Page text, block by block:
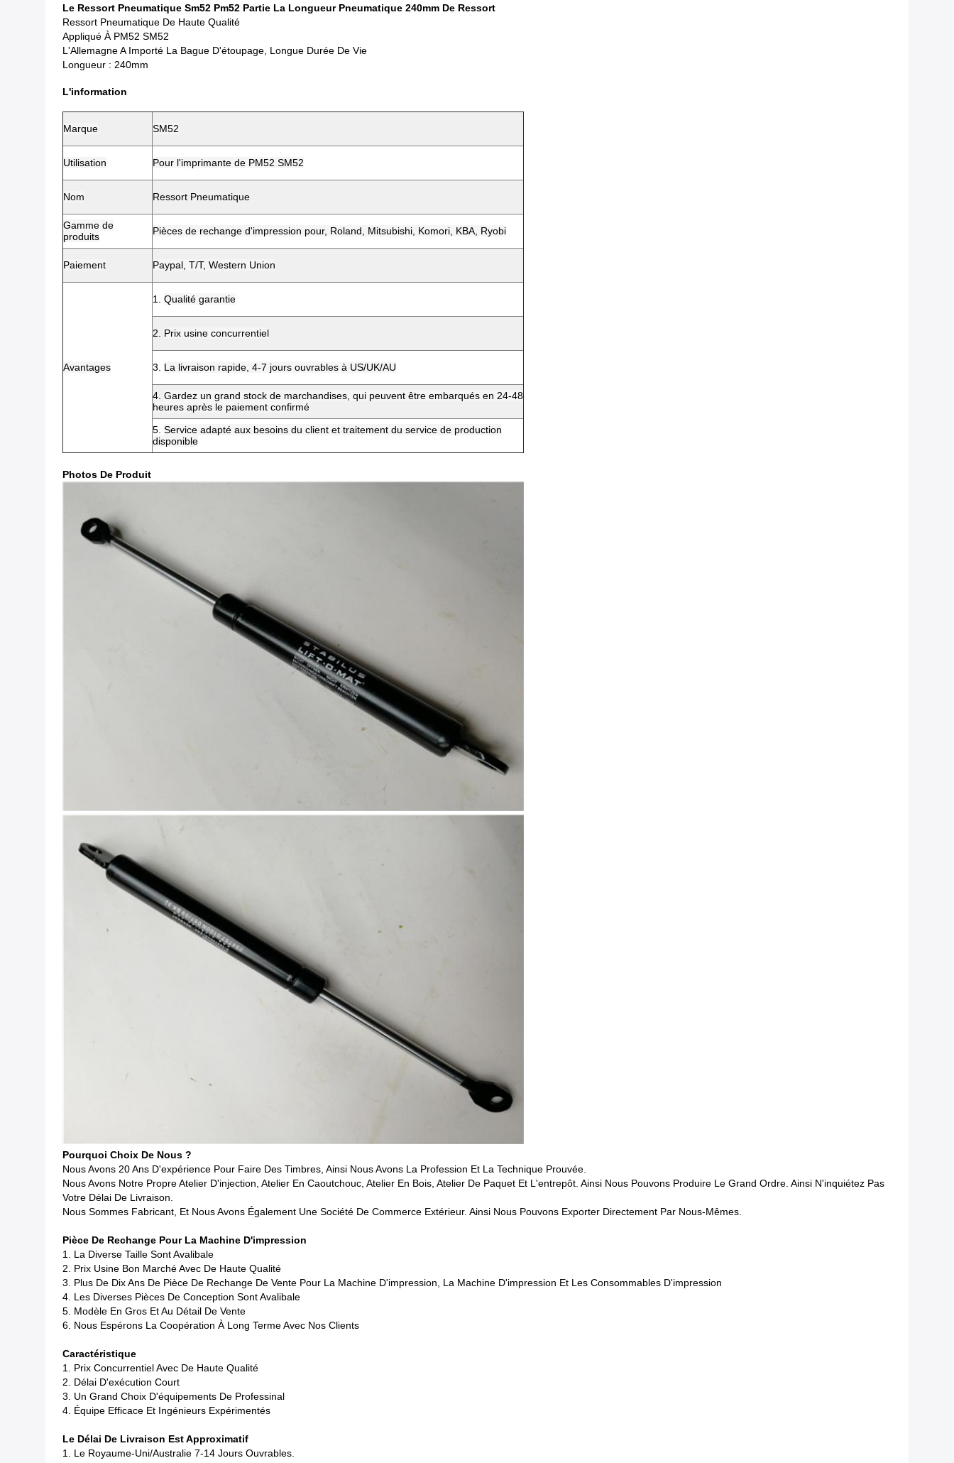
Le Ressort Pneumatique Sm52 Pm52 Partie La Longueur Pneumatique 240mm De Ressort
Ressort Pneumatique De Haute Qualité
Appliqué À PM52 SM52
L'Allemagne A Importé La Bague D'étoupage, Longue Durée De Vie
Longueur : 240mm
L'information
Marque SM52
Utilisation Pour l'imprimante de PM52 SM52
Nom Ressort Pneumatique
Gamme de
produits
Pièces de rechange d'impression pour, Roland, Mitsubishi, Komori, KBA, Ryobi
Paiement Paypal, T/T, Western Union
Avantages
1. Qualité garantie
2. Prix usine concurrentiel
3. La livraison rapide, 4-7 jours ouvrables à US/UK/AU
4. Gardez un grand stock de marchandises, qui peuvent être embarqués en 24-48
heures après le paiement confirmé
5. Service adapté aux besoins du client et traitement du service de production
disponible
Photos De Produit
Pourquoi Choix De Nous ?
Nous Avons 20 Ans D'expérience Pour Faire Des Timbres, Ainsi Nous Avons La Profession Et La Technique Prouvée.
Nous Avons Notre Propre Atelier D'injection, Atelier En Caoutchouc, Atelier En Bois, Atelier De Paquet Et L'entrepôt. Ainsi Nous Pouvons Produire Le Grand Ordre. Ainsi N'inquiétez Pas
Votre Délai De Livraison.
Nous Sommes Fabricant, Et Nous Avons Également Une Société De Commerce Extérieur. Ainsi Nous Pouvons Exporter Directement Par Nous-Mêmes.
Pièce De Rechange Pour La Machine D'impression
1. La Diverse Taille Sont Avalibale
2. Prix Usine Bon Marché Avec De Haute Qualité
3. Plus De Dix Ans De Pièce De Rechange De Vente Pour La Machine D'impression, La Machine D'impression Et Les Consommables D'impression
4. Les Diverses Pièces De Conception Sont Avalibale
5. Modèle En Gros Et Au Détail De Vente
6. Nous Espérons La Coopération À Long Terme Avec Nos Clients
Caractéristique
1. Prix Concurrentiel Avec De Haute Qualité
2. Délai D'exécution Court
3. Un Grand Choix D'équipements De Professinal
4. Équipe Efficace Et Ingénieurs Expérimentés
Le Délai De Livraison Est Approximatif
1. Le Royaume-Uni/Australie 7-14 Jours Ouvrables.